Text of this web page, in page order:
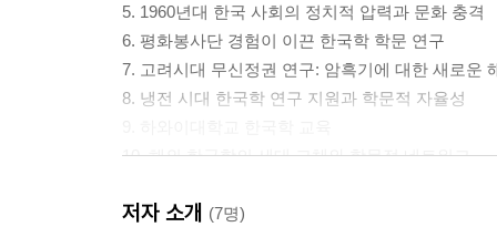
5. 1960년대 한국 사회의 정치적 압력과 문화 충격
6. 평화봉사단 경험이 이끈 한국학 학문 연구
7. 고려시대 무신정권 연구: 암흑기에 대한 새로운
8. 냉전 시대 한국학 연구 지원과 학문적 자율성
10. 해외 한국학의 세대 교체와 학문적 네트워크
12. 1966년 이후 한국의 변화: 사회·경제·문화적 성
저자 소개 (7명)